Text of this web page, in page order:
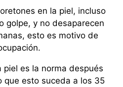
en la piel, incluso
golpe, y no desaparecen
esto es motivo de
piel es la norma después
que esto suceda a los 35